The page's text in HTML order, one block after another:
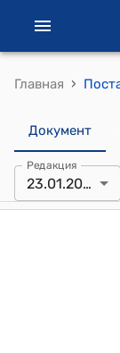
Главная ›
Документ
Редакция
23.01.2025